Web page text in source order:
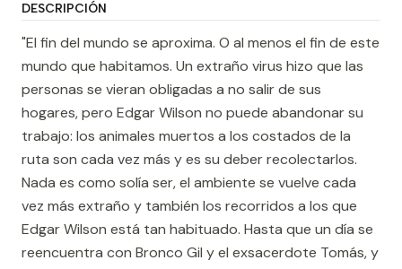
DESCRIPCIÓN
"El fin del mundo se aproxima. O al menos el fin de este
mundo que habitamos. Un extraño virus hizo que las
personas se vieran obligadas a no salir de sus
hogares, pero Edgar Wilson no puede abandonar su
trabajo: los animales muertos a los costados de la
ruta son cada vez más y es su deber recolectarlos.
Nada es como solía ser, el ambiente se vuelve cada
vez más extraño y también los recorridos a los que
Edgar Wilson está tan habituado. Hasta que un día se
reencuentra con Bronco Gil y el exsacerdote Tomás, y